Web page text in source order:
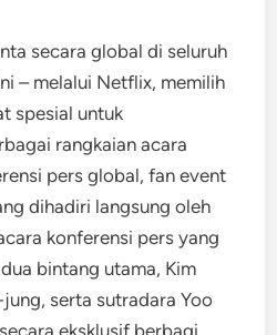
secara global di seluruh
– melalui Netflix, memilih
spesial untuk
rangkaian acara
pers global, fan event
dihadiri langsung oleh
konferensi pers yang
bintang utama, Kim
serta sutradara Yoo